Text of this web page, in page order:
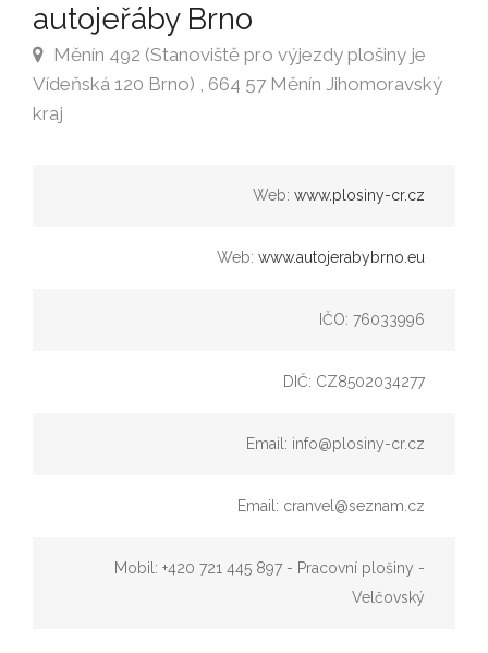
autojeřáby Brno
Měnín 492 (Stanoviště pro výjezdy plošiny je
Vídeňská 120 Brno) , 664 57 Měnín Jihomoravský
kraj
Web: www.plosiny-cr.cz
Web: www.autojerabybrno.eu
IČO: 76033996
DIČ: CZ8502034277
Email: info@plosiny-cr.cz
Email: cranvel@seznam.cz
Mobil: +420 721 445 897 - Pracovní plošiny -
Velčovský